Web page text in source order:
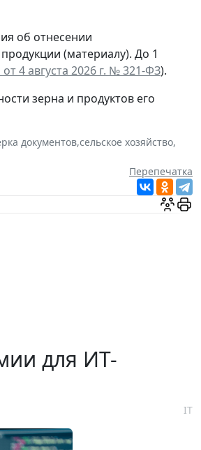
об отнесении
(материалу). До 1
4 августа 2026 г. № 321-ФЗ).
зерна и продуктов его
документов,сельское хозяйство,
Перепечатка
для ИТ-
IT